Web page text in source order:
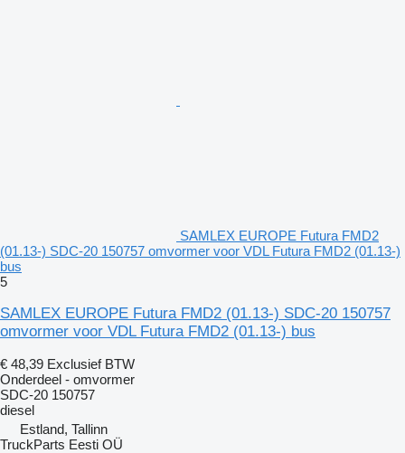
SAMLEX EUROPE Futura FMD2
(01.13-) SDC-20 150757 omvormer voor VDL Futura FMD2 (01.13-)
bus
5
SAMLEX EUROPE Futura FMD2 (01.13-) SDC-20 150757
omvormer voor VDL Futura FMD2 (01.13-) bus
€ 48,39 Exclusief BTW
Onderdeel - omvormer
SDC-20 150757
diesel
Estland, Tallinn
TruckParts Eesti OÜ